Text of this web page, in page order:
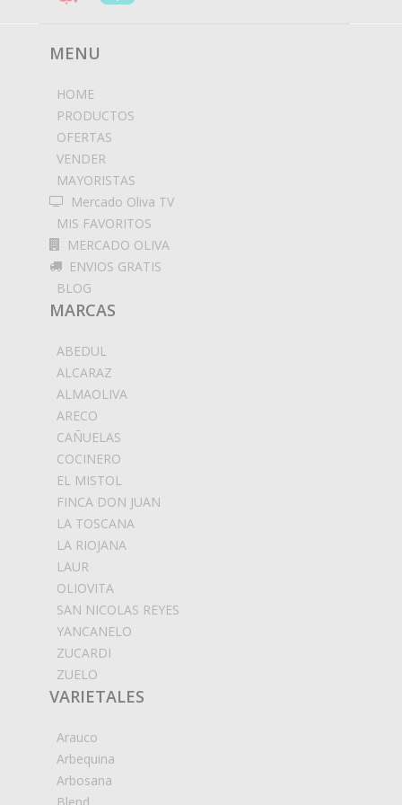
MENU
HOME
PRODUCTOS
OFERTAS
VENDER
MAYORISTAS
Mercado Oliva TV
MIS FAVORITOS
MERCADO OLIVA
ENVIOS GRATIS
BLOG
MARCAS
ABEDUL
ALCARAZ
ALMAOLIVA
ARECO
CAÑUELAS
COCINERO
EL MISTOL
FINCA DON JUAN
LA TOSCANA
LA RIOJANA
LAUR
OLIOVITA
SAN NICOLAS REYES
YANCANELO
ZUCARDI
ZUELO
VARIETALES
Arauco
Arbequina
Arbosana
Blend